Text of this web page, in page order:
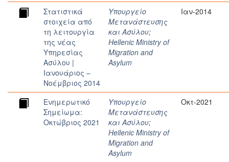
Στατιστικά
στοιχεία από
τη λειτουργία
της νέας
Υπηρεσίας
Ασύλου |
Ιανουάριος –
Νοέμβριος 2014
Υπουργείο
Μετανάστευσης
και Ασύλου;
Hellenic Ministry of
Migration and
Asylum
Ιαν-2014
Ενημερωτικό
Σημείωμα:
Οκτώβριος 2021
Υπουργείο
Μετανάστευσης
και Ασύλου;
Hellenic Ministry of
Migration and
Asylum
Οκτ-2021